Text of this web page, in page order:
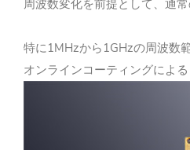
周波数変化を前提として、通
特に1MHzから1GHzの周波数
オンラインコーティングによ